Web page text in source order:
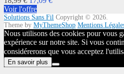
Voir l'offre
Solutions Sans Fil Copyright © 2026.
Theme by MyThemeShop Mentions
Nous utilisons des cookies pour vous
expérience sur notre site. Si vous
considérerons que vous acceptez
En savoir plus